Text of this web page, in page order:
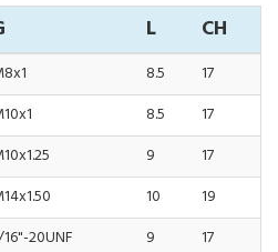
L CH
8.5
17
8.5
17
9
17
10
19
20UNF 9
17